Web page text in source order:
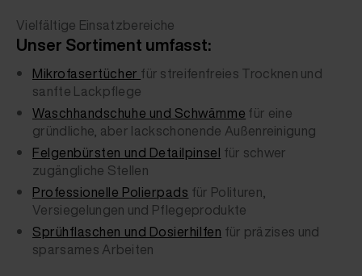
Vielfältige Einsatzbereiche
Unser Sortiment umfasst:
Mikrofasertücher für streifenfreies Trocknen und
sanfte Lackpflege
Waschhandschuhe und Schwämme für eine
gründliche, aber lackschonende Außenreinigung
Felgenbürsten und Detailpinsel für schwer
zugängliche Stellen
Professionelle Polierpads für Polituren,
Versiegelungen und Pflegeprodukte
Sprühflaschen und Dosierhilfen für präzises und
sparsames Arbeiten